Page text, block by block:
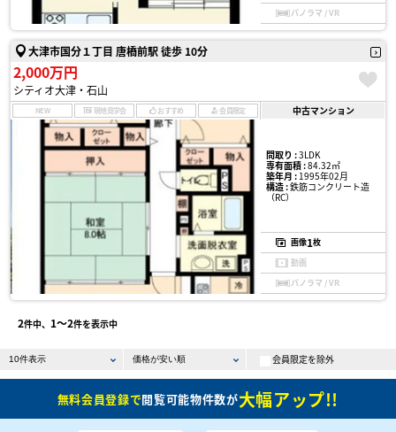
パノラマ / VR
大津市国分１丁目 唐橋前駅 徒歩 10分
2,000万円
シティオ大津・石山
NEW 現地見学会 おすすめ 会員限定 中古マンション
間取り :3LDK
専有面積 :84.32㎡
築年月 :1995年02月
構造 :鉄筋コンクリート造
（RC）
画像1枚
動画
パノラマ / VR
2件中、 1〜2件を表示中
会員限定を除外
無料会員登録で閲覧可能物件数が大幅アップ!!